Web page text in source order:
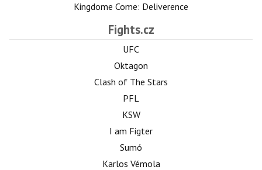
Kingdome Come: Deliverence
Fights.cz
UFC
Oktagon
Clash of The Stars
PFL
KSW
I am Figter
Sumó
Karlos Vémola